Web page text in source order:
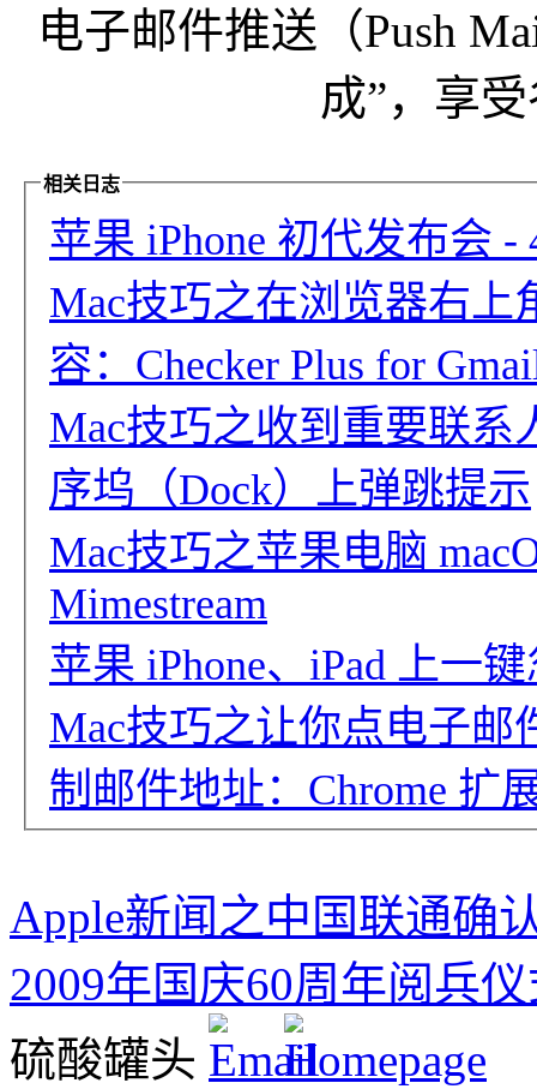
电子邮件推送（Push
成”，享
相关日志
苹果 iPhone 初代发布会
Mac技巧之在浏览器右
容：Checker Plus for
Mac技巧之收到重要联
序坞（Dock）上弹跳提示
Mac技巧之苹果电脑
Mimestream
苹果 iPhone、iPad 上一
Mac技巧之让你点电子
制邮件地址：Chrome 扩
Apple新闻之中国联通确
2009年国庆60周年阅兵
硫酸罐头